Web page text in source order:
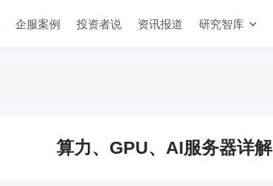
企服案例 投资者说 资讯报道 研究智库
算力、GPU、AI服务器详解